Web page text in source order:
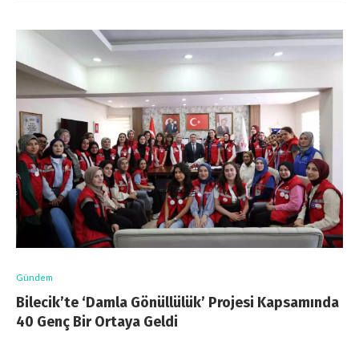
Gündem
Bilecik’te ‘Damla Gönüllülük’ Projesi Kapsamında
40 Genç Bir Ortaya Geldi